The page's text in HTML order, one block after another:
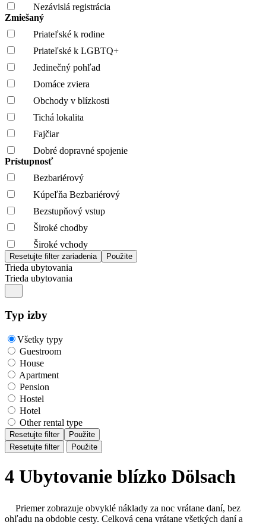
Nezávislá registrácia
Zmiešaný
Priateľské k rodine
Priateľské k LGBTQ+
Jedinečný pohľad
Domáce zviera
Obchody v blízkosti
Tichá lokalita
Fajčiar
Dobré dopravné spojenie
Prístupnosť
Bezbariérový
Kúpeľňa Bezbariérový
Bezstupňový vstup
Široké chodby
Široké vchody
Trieda ubytovania
Trieda ubytovania
Typ izby
Všetky typy
Guestroom
House
Apartment
Pension
Hostel
Hotel
Other rental type
Resetujte filter
Použite
Resetujte filter
Použite
4 Ubytovanie blízko Dölsach
Priemer zobrazuje obvyklé náklady za noc vrátane daní, bez
ohľadu na obdobie cesty. Celková cena vrátane všetkých daní a